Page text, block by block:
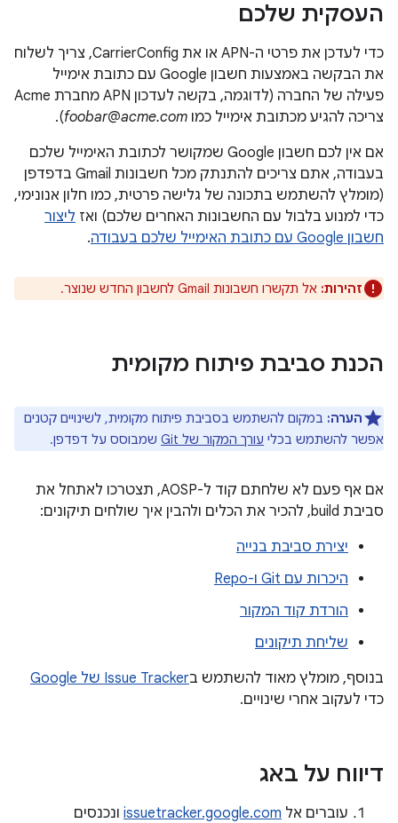
העסקית שלכם
כדי לעדכן את פרטי ה-APN או את CarrierConfig, צריך לשלוח
את הבקשה באמצעות חשבון Google עם כתובת אימייל
פעילה של החברה (לדוגמה, בקשה לעדכון APN מחברת Acme
צריכה להגיע מכתובת אימייל כמו foobar@acme.com
).
אם אין לכם חשבון Google שמקושר לכתובת האימייל שלכם
בעבודה, אתם צריכים להתנתק מכל חשבונות Gmail בדפדפן
(מומלץ להשתמש בתכונה של גלישה פרטית, כמו חלון אנונימי,
כדי למנוע בלבול עם החשבונות האחרים שלכם) ואז ליצור
חשבון Google עם כתובת האימייל שלכם בעבודה
.
זהירות: אל תקשרו חשבונות Gmail לחשבון החדש שנוצר.
הכנת סביבת פיתוח מקומית
הערה: במקום להשתמש בסביבת פיתוח מקומית, לשינויים קטנים
אפשר להשתמש בכלי עורך המקור של Git שמבוסס על דפדפן.
אם אף פעם לא שלחתם קוד ל-AOSP, תצטרכו לאתחל את
סביבת build, להכיר את הכלים ולהבין איך שולחים תיקונים:
יצירת סביבת בנייה
היכרות עם Git ו-Repo
הורדת קוד המקור
שליחת תיקונים
בנוסף, מומלץ מאוד להשתמש בIssue Tracker של Google
כדי לעקוב אחרי שינויים.
דיווח על באג
עוברים אל issuetracker.google.com ונכנסים